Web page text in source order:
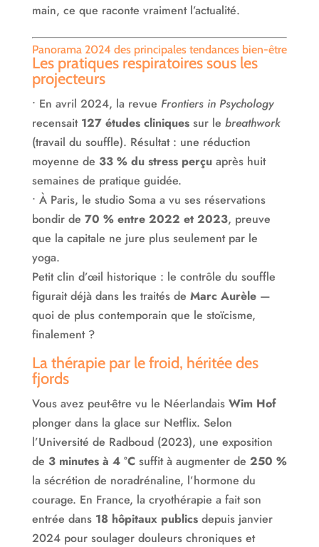
main, ce que raconte vraiment l’actualité.
Panorama 2024 des principales tendances bien-être
Les pratiques respiratoires sous les
projecteurs
• En avril 2024, la revue Frontiers in Psychology
recensait 127 études cliniquessur le breathwork
(travail du souffle). Résultat : une réduction
moyenne de 33 % du stress perçuaprès huit
semaines de pratique guidée.
• À Paris, le studio Soma a vu ses réservations
bondir de 70 % entre 2022 et 2023, preuve
que la capitale ne jure plus seulement par le
yoga.
Petit clin d’œil historique : le contrôle du souffle
figurait déjà dans les traités de Marc Aurèle—
quoi de plus contemporain que le stoïcisme,
finalement ?
La thérapie par le froid, héritée des
fjords
Vous avez peut-être vu le Néerlandais Wim Hof
plonger dans la glace sur Netflix. Selon
l’Université de Radboud (2023), une exposition
de 3 minutes à 4 °Csuffit à augmenter de 250 %
la sécrétion de noradrénaline, l’hormone du
courage. En France, la cryothérapie a fait son
entrée dans 18 hôpitaux publicsdepuis janvier
2024 pour soulager douleurs chroniques et